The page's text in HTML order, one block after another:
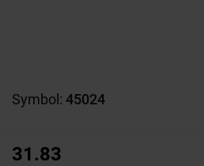
Symbol: 45024
31.83